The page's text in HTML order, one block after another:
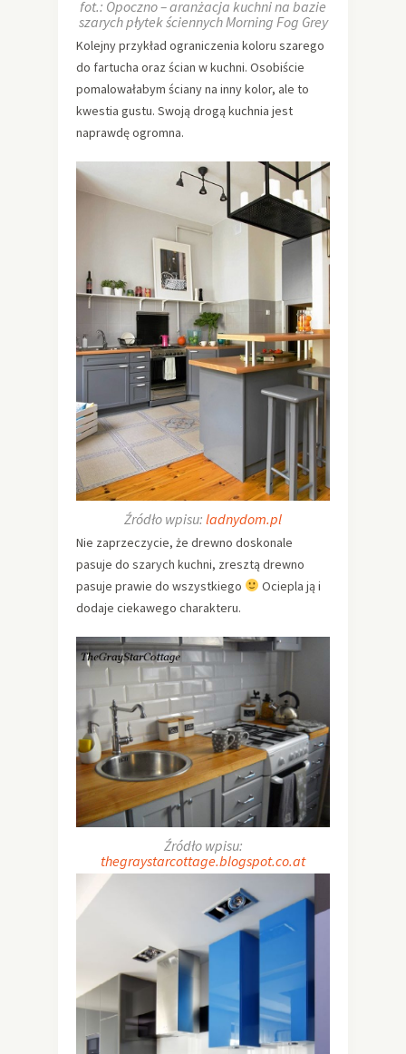
fot.: Opoczno – aranżacja kuchni na bazie
szarych płytek ściennych Morning Fog Grey
Kolejny przykład ograniczenia koloru szarego
do fartucha oraz ścian w kuchni. Osobiście
pomalowałabym ściany na inny kolor, ale to
kwestia gustu. Swoją drogą kuchnia jest
naprawdę ogromna.
Źródło wpisu: ladnydom.pl
Nie zaprzeczycie, że drewno doskonale
pasuje do szarych kuchni, zresztą drewno
pasuje prawie do wszystkiego
Ociepla ją i
dodaje ciekawego charakteru.
Źródło wpisu:
thegraystarcottage.blogspot.co.at